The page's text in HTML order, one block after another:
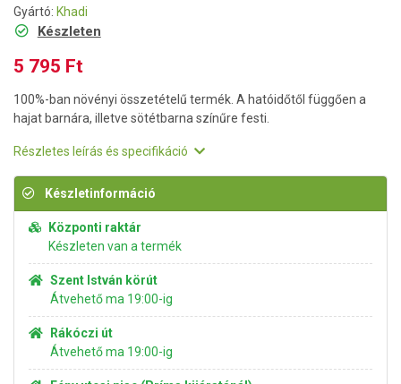
Gyártó: Khadi
Készleten
5 795 Ft
100%-ban növényi összetételű termék. A hatóidőtől függően a
hajat barnára, illetve sötétbarna színűre festi.
Részletes leírás és specifikáció
Készletinformáció
Központi raktár
Készleten van a termék
Szent István körút
Átvehető ma 19:00-ig
Rákóczi út
Átvehető ma 19:00-ig